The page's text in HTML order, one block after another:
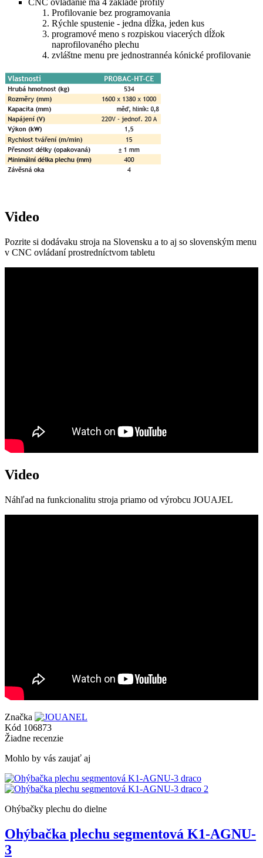
CNC ovládanie má 4 základé profily
Profilovanie bez programovania
Rýchle spustenie - jedna dĺžka, jeden kus
programové meno s rozpiskou viacerých dĺžok
naprofilovaného plechu
zvláštne menu pre jednostrannéa kónické profilovanie
Video
Pozrite si dodávaku stroja na Slovensku a to aj so slovenským menu
v CNC ovládaní prostredníctvom tabletu
Video
Náhľad na funkcionalitu stroja priamo od výrobcu JOUAJEL
Značka
Kód 106873
Žiadne recenzie
Mohlo by vás zaujať aj
Ohýbačky plechu do dielne
Ohýbačka plechu segmentová K1-AGNU-
3